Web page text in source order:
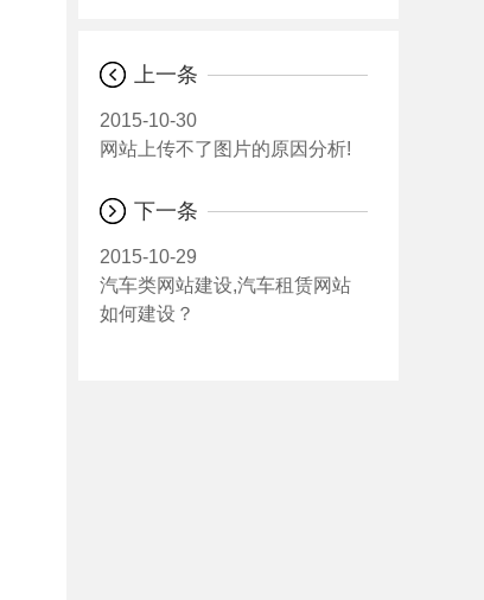
上一条
2015-10-30
网站上传不了图片的原因分析!
下一条
2015-10-29
汽车类网站建设,汽车租赁网站
如何建设？